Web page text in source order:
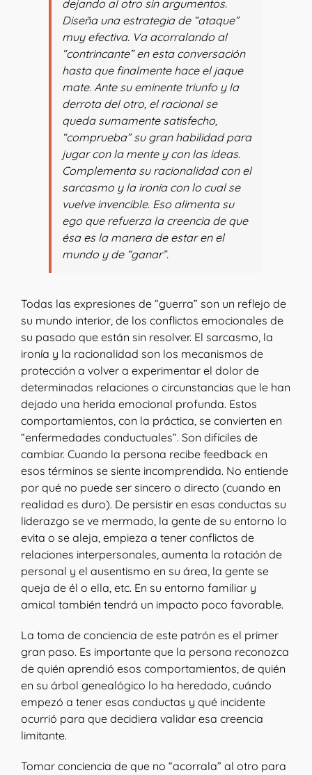
dejando al otro sin argumentos.
Diseña una estrategia de “ataque”
muy efectiva. Va acorralando al
“contrincante” en esta conversación
hasta que finalmente hace el jaque
mate. Ante su eminente triunfo y la
derrota del otro, el racional se
queda sumamente satisfecho,
“comprueba” su gran habilidad para
jugar con la mente y con las ideas.
Complementa su racionalidad con el
sarcasmo y la ironía con lo cual se
vuelve invencible. Eso alimenta su
ego que refuerza la creencia de que
ésa es la manera de estar en el
mundo y de “ganar”.
Todas las expresiones de “guerra” son un reflejo de
su mundo interior, de los conflictos emocionales de
su pasado que están sin resolver. El sarcasmo, la
ironía y la racionalidad son los mecanismos de
protección a volver a experimentar el dolor de
determinadas relaciones o circunstancias que le han
dejado una herida emocional profunda. Estos
comportamientos, con la práctica, se convierten en
“enfermedades conductuales”. Son difíciles de
cambiar. Cuando la persona recibe feedback en
esos términos se siente incomprendida. No entiende
por qué no puede ser sincero o directo (cuando en
realidad es duro). De persistir en esas conductas su
liderazgo se ve mermado, la gente de su entorno lo
evita o se aleja, empieza a tener conflictos de
relaciones interpersonales, aumenta la rotación de
personal y el ausentismo en su área, la gente se
queja de él o ella, etc. En su entorno familiar y
amical también tendrá un impacto poco favorable.
La toma de conciencia de este patrón es el primer
gran paso. Es importante que la persona reconozca
de quién aprendió esos comportamientos, de quién
en su árbol genealógico lo ha heredado, cuándo
empezó a tener esas conductas y qué incidente
ocurrió para que decidiera validar esa creencia
limitante.
Tomar conciencia de que no “acorrala” al otro para